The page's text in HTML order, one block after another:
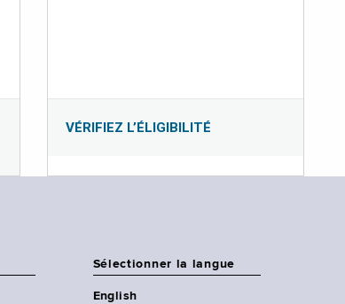
VÉRIFIEZ L’ÉLIGIBILITÉ
Sélectionner la langue
English